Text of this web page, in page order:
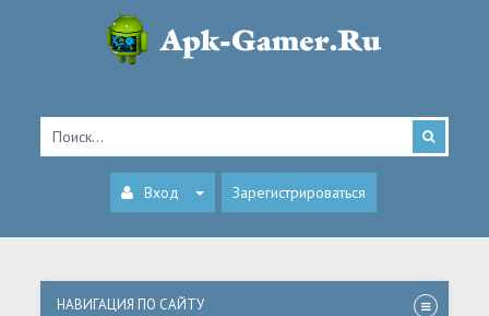
Вход Зарегистрироваться
НАВИГАЦИЯ ПО САЙТУ